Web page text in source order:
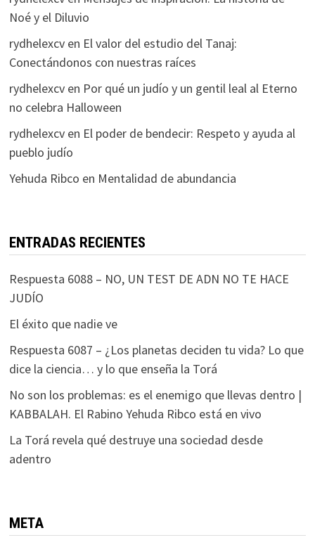
Noé y el Diluvio
rydhelexcven El valor del estudio del Tanaj:
Conectándonos con nuestras raíces
rydhelexcven Por qué un judío y un gentil leal al Eterno
no celebra Halloween
rydhelexcven El poder de bendecir: Respeto y ayuda al
pueblo judío
Yehuda Ribco en Mentalidad de abundancia
ENTRADAS RECIENTES
Respuesta 6088 – NO, UN TEST DE ADN NO TE HACE
JUDÍO
El éxito que nadie ve
Respuesta 6087 – ¿Los planetas deciden tu vida? Lo que
dice la ciencia… y lo que enseña la Torá
No son los problemas: es el enemigo que llevas dentro |
KABBALAH. El Rabino Yehuda Ribco está en vivo
La Torá revela qué destruye una sociedad desde
adentro
META